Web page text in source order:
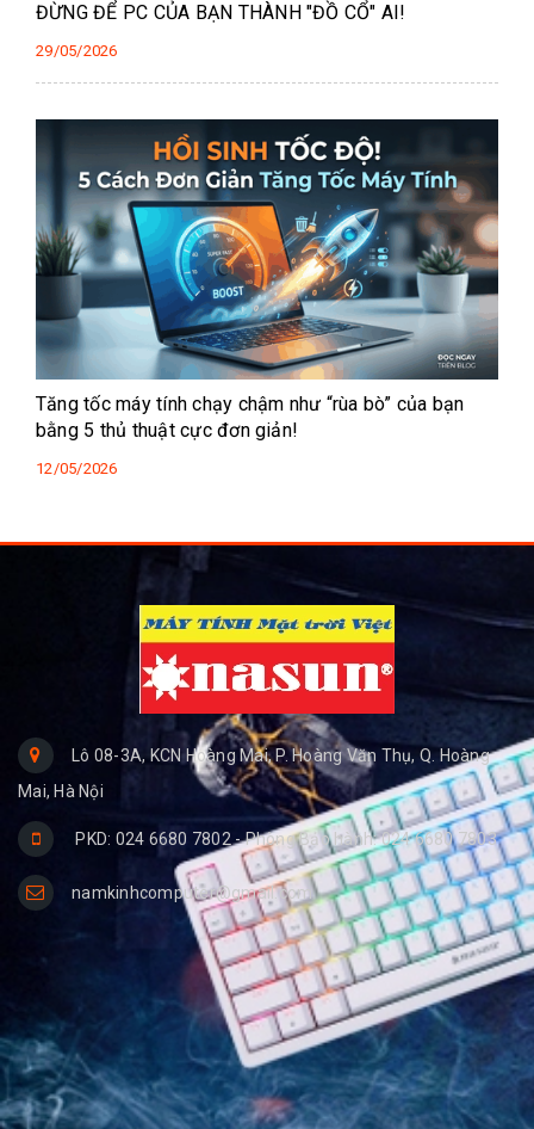
ĐỪNG ĐỂ PC CỦA BẠN THÀNH "ĐỒ CỔ" AI!
29/05/2026
Tăng tốc máy tính chạy chậm như “rùa bò” của bạn
bằng 5 thủ thuật cực đơn giản!
12/05/2026
Lô 08-3A, KCN Hoàng Mai, P. Hoàng Văn Thụ, Q. Hoàng
Mai, Hà Nội
PKD: 024 6680 7802 - Phòng Bảo hành: 024 6680 7803
namkinhcomputer@gmail.com